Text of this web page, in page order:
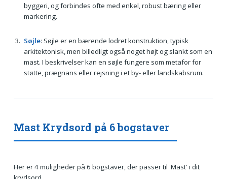
byggeri, og forbindes ofte med enkel, robust bæring eller
markering.
Søjle: Søjle er en bærende lodret konstruktion, typisk
arkitektonisk, men billedligt også noget højt og slankt som en
mast. I beskrivelser kan en søjle fungere som metafor for
støtte, prægnans eller rejsning i et by- eller landskabsrum.
Mast Krydsord på 6 bogstaver
Her er 4 muligheder på 6 bogstaver, der passer til 'Mast' i dit